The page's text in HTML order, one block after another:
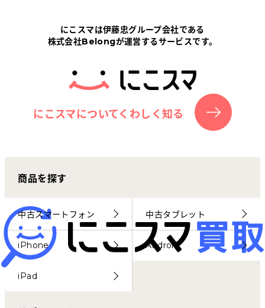
にこスマについて
サポートセンター
お客さまの声
にこスマ通信
マイページ
にこスマは伊藤忠グループ会社である
株式会社Belongが運営するサービスです。
にこスマについてくわしく知る
商品を探す
中古スマートフォン 中古タブレット
iPhone Android
iPad